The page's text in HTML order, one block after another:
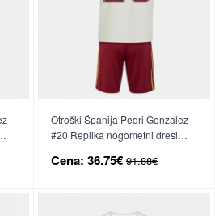
Otroški Španija Pedri Gonzalez
#20 Replika nogometni dresi
Kratek Rokav (+ hlače)
Cena: 36.75€ 91.88€